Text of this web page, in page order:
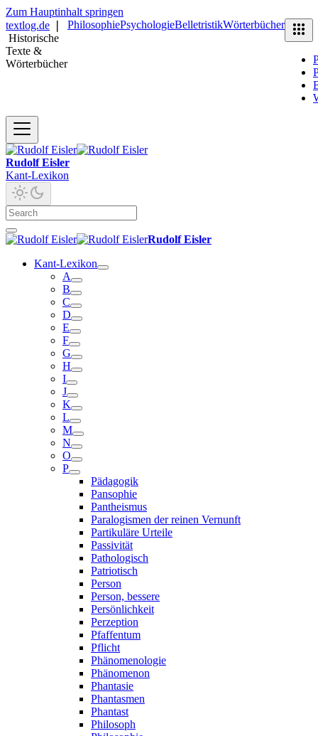
Zum Hauptinhalt springen
textlog.de
Historische
Texte &
Wörterbücher
PhilosophiePsychologieBelletristikWörterbücher
Rudolf Eisler
Kant-Lexikon
Rudolf Eisler
Kant-Lexikon
A
B
C
D
E
F
G
H
I
J
K
L
M
N
O
P
Pädagogik
Pansophie
Pantheismus
Paralogismen der reinen Vernunft
Partikuläre Urteile
Passivität
Pathologisch
Patriotisch
Person
Person, bessere
Persönlichkeit
Perzeption
Pfaffentum
Pflicht
Phänomenologie
Phänomenon
Phantasie
Phantasmen
Phantast
Philosoph